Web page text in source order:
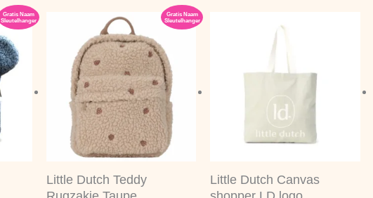
Gratis Naam
Sleutelhanger
Gratis Naam
Sleutelhanger
Little Dutch Teddy
Little Dutch Canvas
prijs
is: